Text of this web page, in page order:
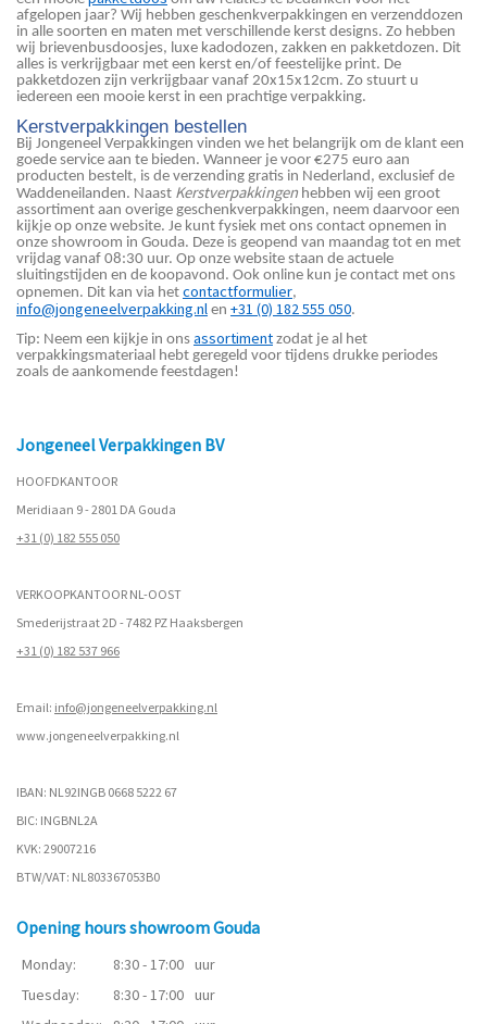
afgelopen jaar? Wij hebben geschenkverpakkingen en verzenddozen
in alle soorten en maten met verschillende kerst designs. Zo hebben
wij brievenbusdoosjes, luxe kadodozen, zakken en pakketdozen. Dit
alles is verkrijgbaar met een kerst en/of feestelijke print. De
pakketdozen zijn verkrijgbaar vanaf 20x15x12cm. Zo stuurt u
iedereen een mooie kerst in een prachtige verpakking.
Kerstverpakkingen bestellen
Bij Jongeneel Verpakkingen vinden we het belangrijk om de klant een
goede service aan te bieden. Wanneer je voor €275 euro aan
producten bestelt, is de verzending gratis in Nederland, exclusief de
Waddeneilanden. Naast Kerstverpakkingen hebben wij een groot
assortiment aan overige geschenkverpakkingen, neem daarvoor een
kijkje op onze website. Je kunt fysiek met ons contact opnemen in
onze showroom in Gouda. Deze is geopend van maandag tot en met
vrijdag vanaf 08:30 uur. Op onze website staan de actuele
sluitingstijden en de koopavond. Ook online kun je contact met ons
opnemen. Dit kan via het contactformulier,
info@jongeneelverpakking.nl en +31 (0) 182 555 050.
Tip: Neem een kijkje in ons assortiment zodat je al het
verpakkingsmateriaal hebt geregeld voor tijdens drukke periodes
zoals de aankomende feestdagen!
Jongeneel Verpakkingen BV
HOOFDKANTOOR
Meridiaan 9 - 2801 DA Gouda
+31 (0) 182 555 050
VERKOOPKANTOOR NL-OOST
Smederijstraat 2D - 7482 PZ Haaksbergen
+31 (0) 182 537 966
Email: info@jongeneelverpakking.nl
www.jongeneelverpakking.nl
IBAN: NL92INGB 0668 5222 67
BIC: INGBNL2A
KVK: 29007216
BTW/VAT: NL803367053B0
Opening hours showroom Gouda
Monday: 8:30 - 17:00 uur
Tuesday:
8:30 - 17:00 uur